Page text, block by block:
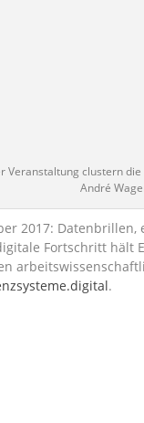
Veranstaltung clustern
André
2017:
Fortschritt hält
.